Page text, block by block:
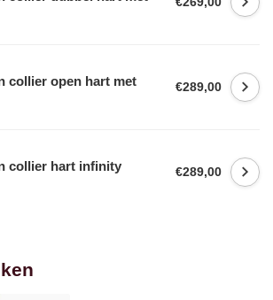
collier open hart met
€289,00
collier hart infinity
€289,00